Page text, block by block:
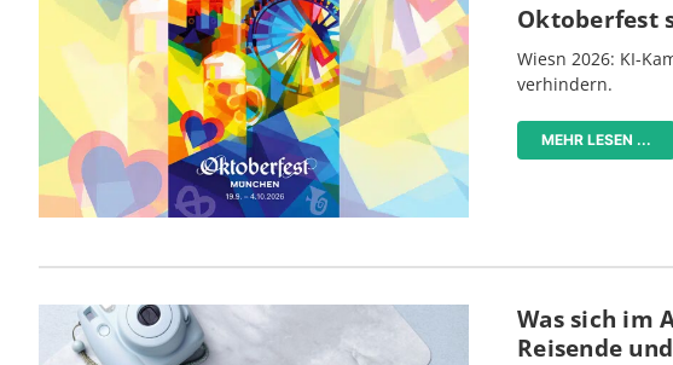
Oktoberfest
Wiesn 2026: KI-
verhindern.
MEHR LESEN ...
Was sich im
Reisende